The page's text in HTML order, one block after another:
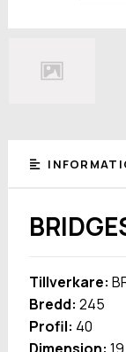
Tillverkare:
Bredd: 245
Profil: 40
Dimension: 19